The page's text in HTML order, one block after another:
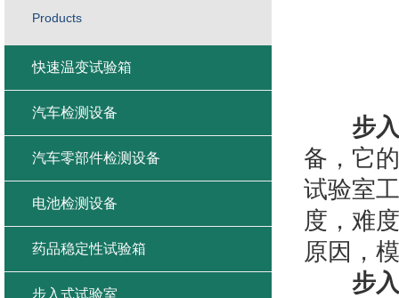
步
备，它
试验室
度，难
原因，
步
Products
快速温变试验箱
汽车检测设备
汽车零部件检测设备
电池检测设备
药品稳定性试验箱
步入式试验室